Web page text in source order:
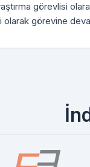
görevlisi
görevine
ProQuest EBook